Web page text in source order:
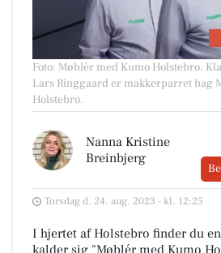
Foto: Møblér med Kumo Holstebro.
Lars Ringgaard er makkerparret bag
Holstebro.
Nanna Kristine
Breinbjerg
Torsdag d. 24. aug. 2023 - kl. 12:25
I hjertet af Holstebro finder du